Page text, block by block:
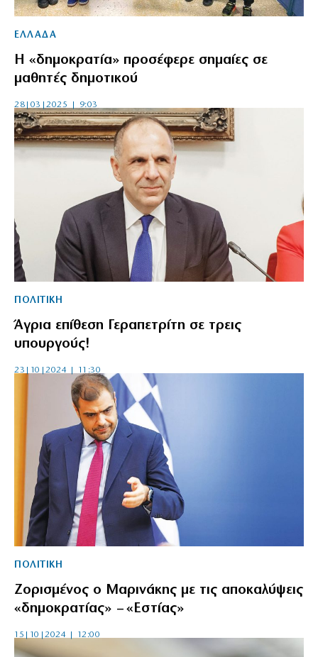
ΕΛΛΑΔΑ
Η «δημοκρατία» προσέφερε σημαίες σε
μαθητές δημοτικού
28|03|2025 | 9:03
ΠΟΛΙΤΙΚΗ
Άγρια επίθεση Γεραπετρίτη σε τρεις
υπουργούς!
23|10|2024 | 11:30
ΠΟΛΙΤΙΚΗ
Ζορισμένος ο Μαρινάκης με τις αποκαλύψεις
«δημοκρατίας» – «Εστίας»
15|10|2024 | 12:00